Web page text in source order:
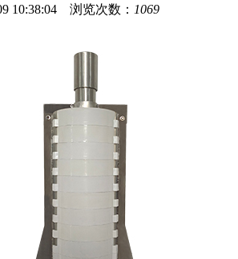
10:38:04 浏览次数： 1069